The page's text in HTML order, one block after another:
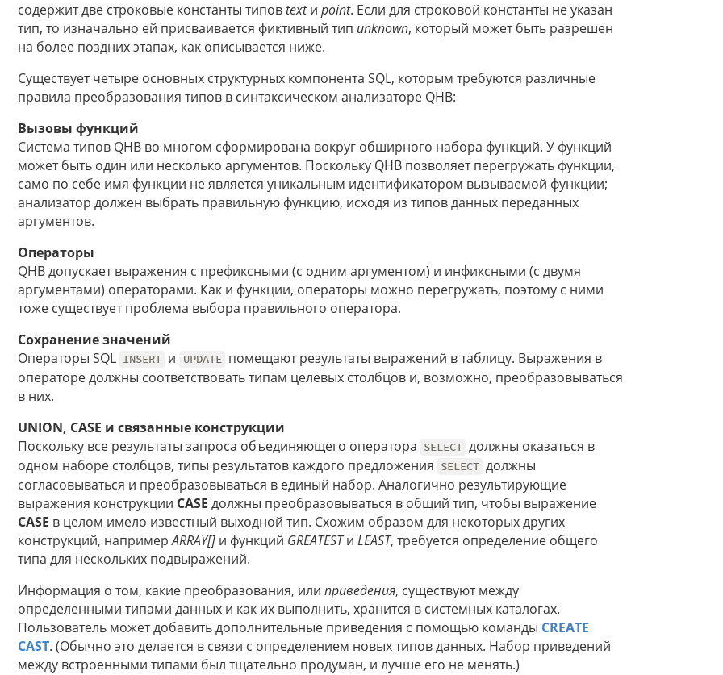
содержит две строковые константы типовtextи point. Если для строковой константы не указан
тип, то изначально ей присваивается фиктивный тип unknown, который может быть разрешен
на более поздних этапах, как описывается ниже.
Существует четыре основных структурных компонента SQL, которым требуются различные
правила преобразования типов в синтаксическом анализаторе QHB:
Вызовы функций
Система типов QHB во многом сформирована вокруг обширного набора функций. У функций
может быть один или несколько аргументов. Поскольку QHB позволяет перегружать функции,
само по себе имя функции не является уникальным идентификатором вызываемой функции;
анализатор должен выбрать правильную функцию, исходя из типов данных переданных
аргументов.
Операторы
QHB допускает выражения с префиксными (с одним аргументом) и инфиксными (с двумя
аргументами) операторами. Как и функции, операторы можно перегружать, поэтому с ними
тоже существует проблема выбора правильного оператора.
Сохранение значений
Операторы SQL INSERT и UPDATE помещают результаты выражений в таблицу. Выражения в
операторе должны соответствовать типам целевых столбцов и, возможно, преобразовываться
в них.
UNION, CASE и связанные конструкции
Поскольку все результаты запроса объединяющего оператора SELECT должны оказаться в
одном наборе столбцов, типы результатов каждого предложения SELECT должны
согласовываться и преобразовываться в единый набор. Аналогично результирующие
выражения конструкции CASE должны преобразовываться в общий тип, чтобы выражение
CASE в целом имело известный выходной тип. Схожим образом для некоторых других
конструкций, напримерARRAY[] и функций GREATESTи LEAST, требуется определение общего
типа для нескольких подвыражений.
Информация о том, какие преобразования, или приведения, существуют между
определенными типами данных и как их выполнить, хранится в системных каталогах.
Пользователь может добавить дополнительные приведения с помощью команды CREATE
CAST. (Обычно это делается в связи с определением новых типов данных. Набор приведений
между встроенными типами был тщательно продуман, и лучше его не менять.)